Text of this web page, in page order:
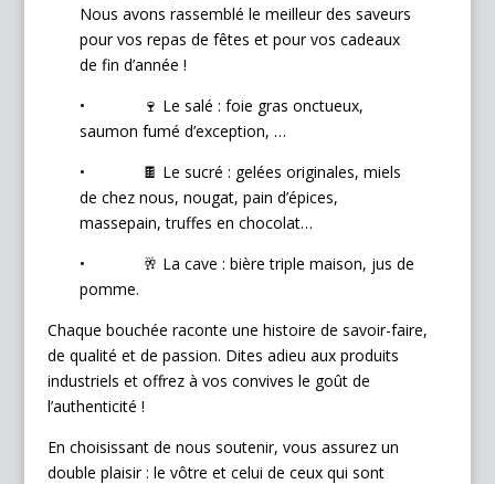
Nous avons rassemblé le meilleur des saveurs
pour vos repas de fêtes et pour vos cadeaux
de fin d’année !
• 🍷 Le salé : foie gras onctueux,
saumon fumé d’exception, …
• 🍫 Le sucré : gelées originales, miels
de chez nous, nougat, pain d’épices,
massepain, truffes en chocolat…
• 🥂 La cave : bière triple maison, jus de
pomme.
Chaque bouchée raconte une histoire de savoir-faire,
de qualité et de passion. Dites adieu aux produits
industriels et offrez à vos convives le goût de
l’authenticité !
En choisissant de nous soutenir, vous assurez un
double plaisir : le vôtre et celui de ceux qui sont